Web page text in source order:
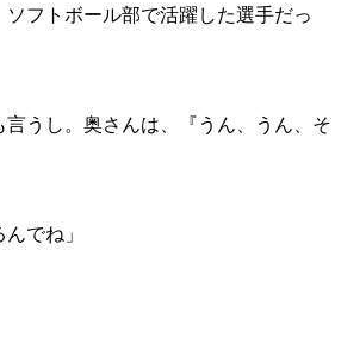
フトボール部で活躍した選手だっ
うし。奥さんは、『うん、うん、そ
でね」